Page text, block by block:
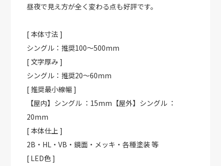
昼夜で見え方が全く変わる点も好評です。
[ 本体寸法 ]
シングル：推奨100～500mm
[ 文字厚み ]
シングル：推奨20～60mm
[ 推奨最小線幅 ]
【屋内】シングル ：15mm【屋外】シングル ：
20mm
[ 本体仕上 ]
2B・HL・VB・鏡面・メッキ・各種塗装 等
[ LED色 ]